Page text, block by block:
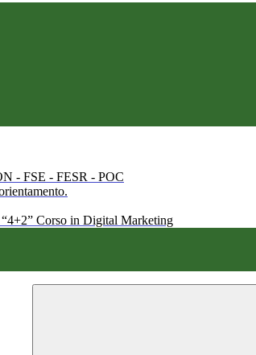
- FSE - FESR - POC
Corso in Digital Marketing